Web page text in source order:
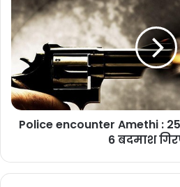
Police encounter Amethi :
6 बदमाश